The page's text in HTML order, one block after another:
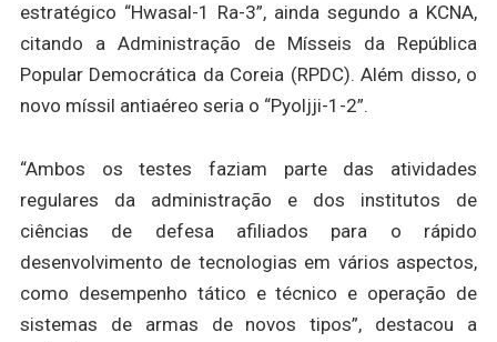
estratégico “Hwasal-1 Ra-3”, ainda segundo a KCNA,
citando a Administração de Mísseis da República
Popular Democrática da Coreia (RPDC). Além disso, o
novo míssil antiaéreo seria o “Pyoljji-1-2”.
“Ambos os testes faziam parte das atividades
regulares da administração e dos institutos de
ciências de defesa afiliados para o rápido
desenvolvimento de tecnologias em vários aspectos,
como desempenho tático e técnico e operação de
sistemas de armas de novos tipos”, destacou a